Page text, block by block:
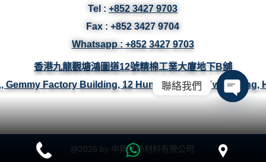
Tel : +852 3427 9703
Fax : +852 3427 9704
Whatsapp : +852 3427 9703
香港九龍觀塘鴻圖道12號精棉工業大廈地下B舖
Gemmy Factory Building, 12 Hung To Road, Kwun Tong,
@2026 by 中興裝飾材料有限公司.
聯絡我們
Open